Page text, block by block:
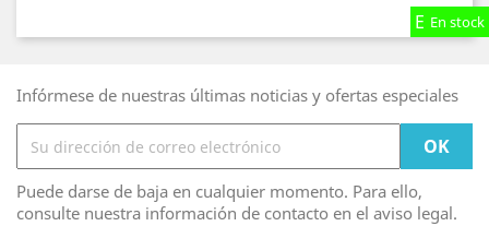
En stock
En stock
En stock
Infórmese de nuestras últimas noticias y ofertas especiales
Puede darse de baja en cualquier momento. Para ello,
consulte nuestra información de contacto en el aviso legal.